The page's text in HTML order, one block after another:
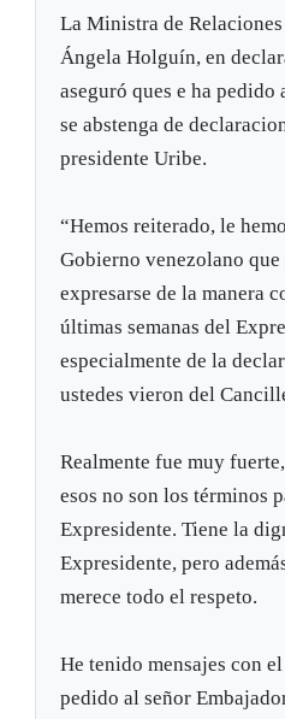
La Ministra de
Ángela Holguín, en
aseguró ques e ha
se abstenga de
presidente Uribe.
“Hemos reiterado, le
Gobierno venezolano que
expresarse de la manera
últimas semanas del
especialmente de la
ustedes vieron del
Realmente fue muy
esos no son los términos
Expresidente. Tiene la
Expresidente, pero
merece todo el respeto.
He tenido mensajes con
pedido al señor